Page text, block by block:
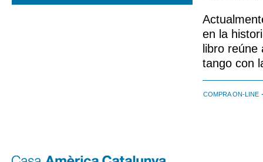
en la
libro
tango con
COMPRA ON-LINE